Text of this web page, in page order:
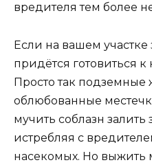
вредителя тем более
Если на вашем
придётся готовиться
Просто так
облюбованные
мучить соблазн
истребляя с
насекомых. Но выжить